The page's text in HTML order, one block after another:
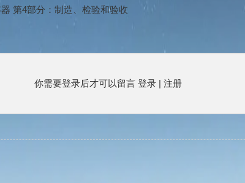
第4部分：制造、检验和验收
你需要登录后才可以留言 登录| 注册